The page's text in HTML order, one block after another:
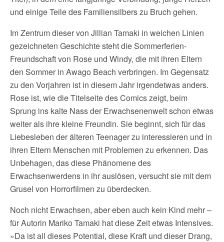
und einige Teile des Familiensilbers zu Bruch gehen.
Im Zentrum dieser von Jillian Tamaki in weichen Linien
gezeichneten Geschichte steht die Sommerferien-
Freundschaft von Rose und Windy, die mit ihren Eltern
den Sommer in Awago Beach verbringen. Im Gegensatz
zu den Vorjahren ist in diesem Jahr irgendetwas anders.
Rose ist, wie die Titelseite des Comics zeigt, beim
Sprung ins kalte Nass der Erwachsenenwelt schon etwas
weiter als ihre kleine Freundin. Sie beginnt, sich für das
Liebesleben der älteren Teenager zu interessieren und in
ihren Eltern Menschen mit Problemen zu erkennen. Das
Unbehagen, das diese Phänomene des
Erwachsenwerdens in ihr auslösen, versucht sie mit dem
Grusel von Horrorfilmen zu überdecken.
Noch nicht Erwachsen, aber eben auch kein Kind mehr –
für Autorin Mariko Tamaki hat diese Zeit etwas Intensives.
»Da ist all dieses Potential, diese Kraft und dieser Drang,